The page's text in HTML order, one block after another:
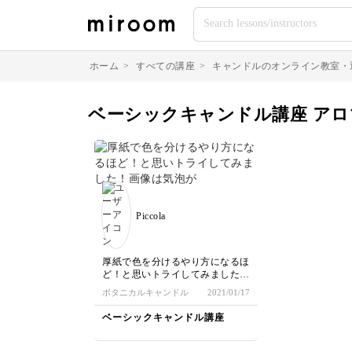
ホーム > すべての講座 > キャンドルのオンライン教室
ベーシックキャンドル講座 ア
Piccola
厚紙で色を分けるやり方になるほ
ど！と思いトライしてみました！
画像は気泡が入ってしまい綺麗じ
ゃないですが、またチャレンジし
てもっと完成度上げたいと思いま
す！！
ボタニカルキャンドル 2021/01/17
ベーシックキャンドル講座